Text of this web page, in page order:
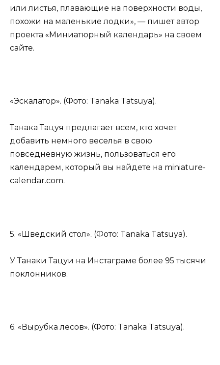
или листья, плавающие на поверхности воды,
похожи на маленькие лодки», — пишет автор
проекта «Миниатюрный календарь» на своем
сайте.
«Эскалатор». (Фото: Tanaka Tatsuya).
Танака Тацуя предлагает всем, кто хочет
добавить немного веселья в свою
повседневную жизнь, пользоваться его
календарем, который вы найдете на miniature-
calendar.com.
5. «Шведский стол». (Фото: Tanaka Tatsuya).
У Танаки Тацуи на Инстаграме более 95 тысячи
поклонников.
6. «Вырубка лесов». (Фото: Tanaka Tatsuya).